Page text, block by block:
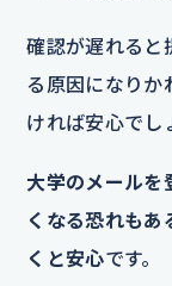
確認が遅れると
る原因になりか
ければ安心でし
大学のメールを
くなる恐れもあ
くと安心です。